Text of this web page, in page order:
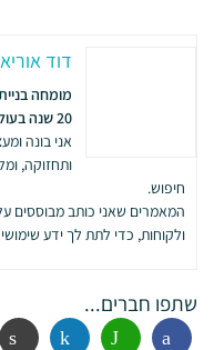
דוד
מומחה בניית
20 שנה בעולם הדיגיטל.
אני בונה
ותחזוקה,
חיפוש.
המאמרים שאני כותב מבוססים על
ולקוחות, כדי לתת לך ידע
שתפו חברים...
פייסבוק ווטסאפ לינקדין